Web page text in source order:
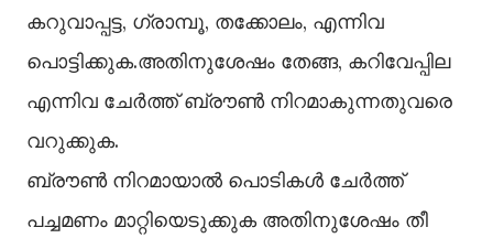
കറുവാപ്പട്ട, ഗ്രാമ്പൂ, തക്കോലം, എന്നിവ
പൊട്ടിക്കുക.അതിനുശേഷം തേങ്ങ, കറിവേപ്പില
എന്നിവ ചേർത്ത് ബ്രൗൺ നിറമാകുന്നതുവരെ
വറുക്കുക.
ബ്രൗൺ നിറമായാൽ പൊടികൾ ചേർത്ത്
പച്ചമണം മാറ്റിയെടുക്കുക അതിനുശേഷം തീ